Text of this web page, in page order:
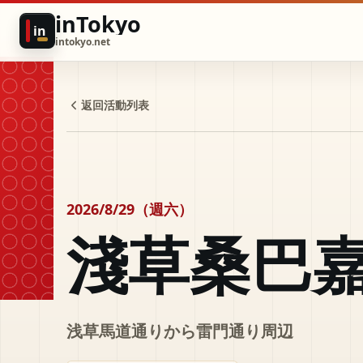
in inTokyo
intokyo.net
返回活動列表
2026/8/29（週六）
淺草桑巴
浅草馬道通りから雷門通り周辺